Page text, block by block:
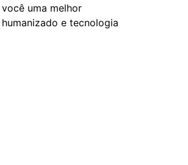
uma melhor
e tecnologia